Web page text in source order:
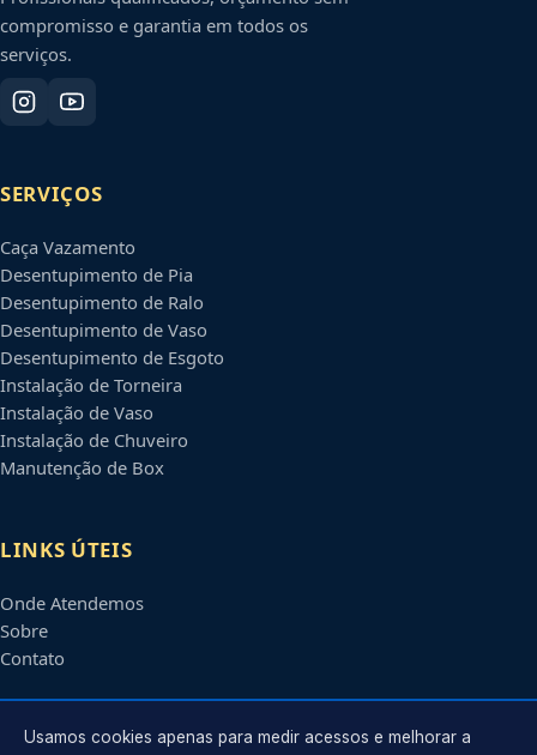
compromisso e garantia em todos os
serviços.
SERVIÇOS
Caça Vazamento
Desentupimento de Pia
Desentupimento de Ralo
Desentupimento de Vaso
Desentupimento de Esgoto
Instalação de Torneira
Instalação de Vaso
Instalação de Chuveiro
Manutenção de Box
LINKS ÚTEIS
Onde Atendemos
Sobre
Contato
CONTATO
Usamos cookies apenas para medir acessos e melhorar a